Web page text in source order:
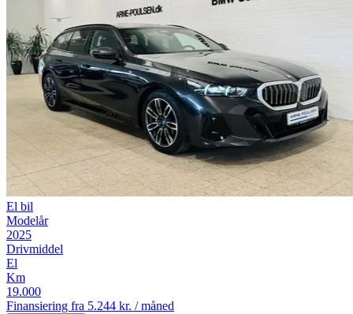
El bil
Modelår
2025
Drivmiddel
El
Km
19.000
Finansiering fra 5.244 kr. / måned